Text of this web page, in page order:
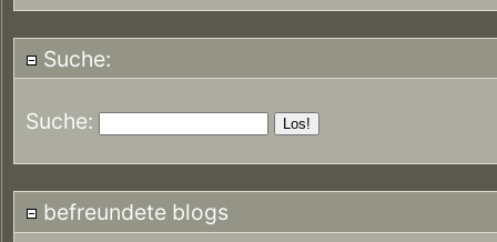
Suche:
Suche:
befreundete blogs